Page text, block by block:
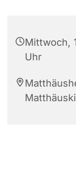
Mittwoch,
Uhr